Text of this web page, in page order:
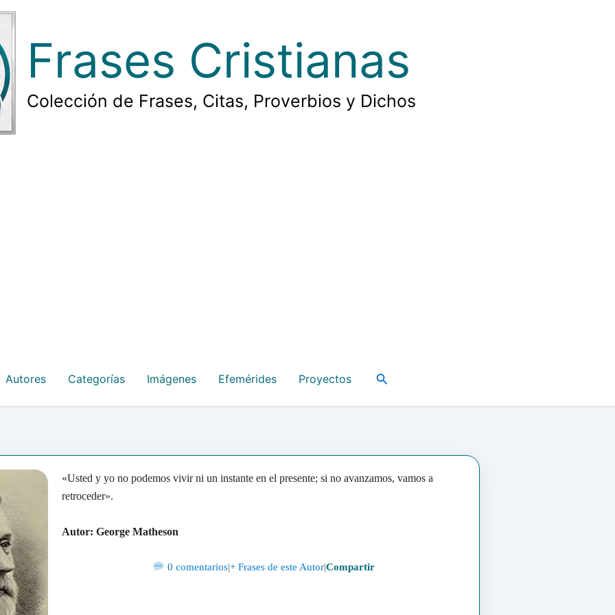
Frases Cristianas
Colección de Frases, Citas, Proverbios y Dichos
Autores Categorías Imágenes Efemérides Proyectos Buscar
«Usted y yo no podemos vivir ni un instante en el presente; si no avanzamos, vamos a
retroceder».
Autor: George Matheson
0 comentarios|+ Frases de este Autor|Compartir